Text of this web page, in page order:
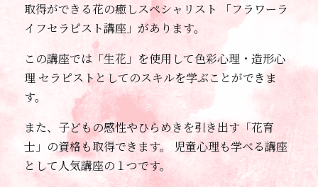
取得ができる花の癒しスペシャリスト
「フラワーラ
イフセラピスト講座」があります。
この講座では「生花」を使用して色彩心理・造形心
理 セラピストとしてのスキルを学ぶことができま
す。
また、子どもの感性やひらめきを引き出す「花育
士」の資格も取得できます。
児童心理も学べる講座
として人気講座の１つです。